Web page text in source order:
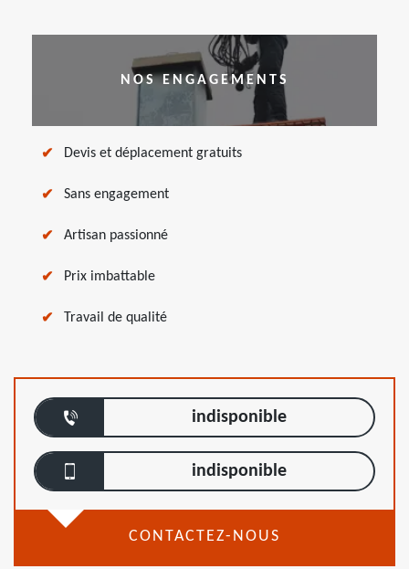
NOS ENGAGEMENTS
Devis et déplacement gratuits
Sans engagement
Artisan passionné
Prix imbattable
Travail de qualité
indisponible
indisponible
CONTACTEZ-NOUS